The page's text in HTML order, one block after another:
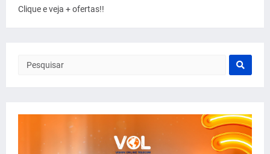
Clique e veja + ofertas!!